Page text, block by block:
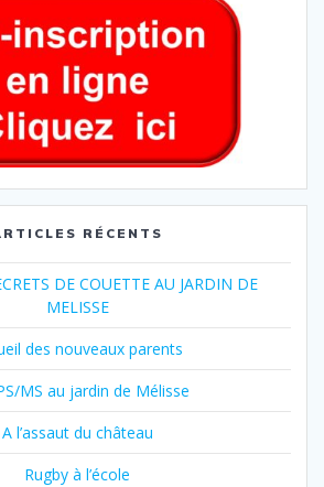
RÉCENTS
DE COUETTE AU JARDIN DE
MELISSE
des nouveaux parents
MS au jardin de Mélisse
A l’assaut du château
Rugby à l’école